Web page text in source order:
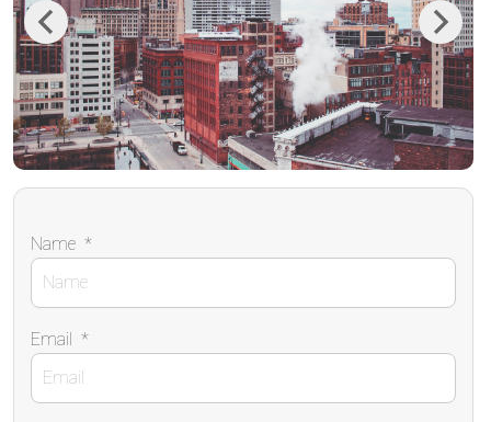
Previous Next
Name *
Email *